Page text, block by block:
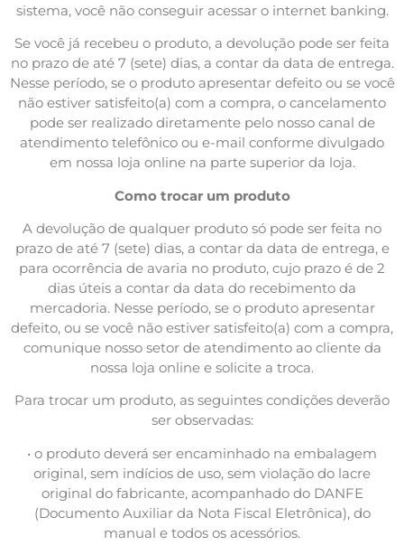
sistema, você não conseguir acessar o internet banking.
Se você já recebeu o produto, a devolução pode ser feita
no prazo de até 7 (sete) dias, a contar da data de entrega.
Nesse período, se o produto apresentar defeito ou se você
não estiver satisfeito(a) com a compra, o cancelamento
pode ser realizado diretamente pelo nosso canal de
atendimento telefônico ou e-mail conforme divulgado
em nossa loja online na parte superior da loja.
Como trocar um produto
A devolução de qualquer produto só pode ser feita no
prazo de até 7 (sete) dias, a contar da data de entrega, e
para ocorrência de avaria no produto, cujo prazo é de 2
dias úteis a contar da data do recebimento da
mercadoria. Nesse período, se o produto apresentar
defeito, ou se você não estiver satisfeito(a) com a compra,
comunique nosso setor de atendimento ao cliente da
nossa loja online e solicite a troca.
Para trocar um produto, as seguintes condições deverão
ser observadas:
• o produto deverá ser encaminhado na embalagem
original, sem indícios de uso, sem violação do lacre
original do fabricante, acompanhado do DANFE
(Documento Auxiliar da Nota Fiscal Eletrônica), do
manual e todos os acessórios.